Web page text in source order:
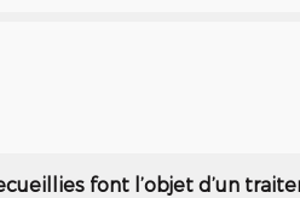
font l’objet d’un